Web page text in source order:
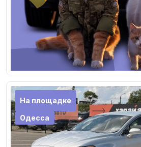
На площадке
Одесса